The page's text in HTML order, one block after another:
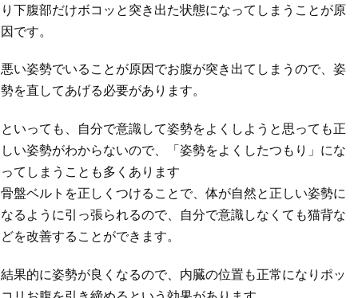
り下腹部だけボコッと突き出た状態になってしまうことが原
因です。
悪い姿勢でいることが原因でお腹が突き出てしまうので、姿
勢を直してあげる必要があります。
といっても、自分で意識して姿勢をよくしようと思っても正
しい姿勢がわからないので、「姿勢をよくしたつもり」にな
ってしまうことも多くあります
骨盤ベルトを正しくつけることで、体が自然と正しい姿勢に
なるように引っ張られるので、自分で意識しなくても猫背な
どを改善することができます。
結果的に姿勢が良くなるので、内臓の位置も正常になりポッ